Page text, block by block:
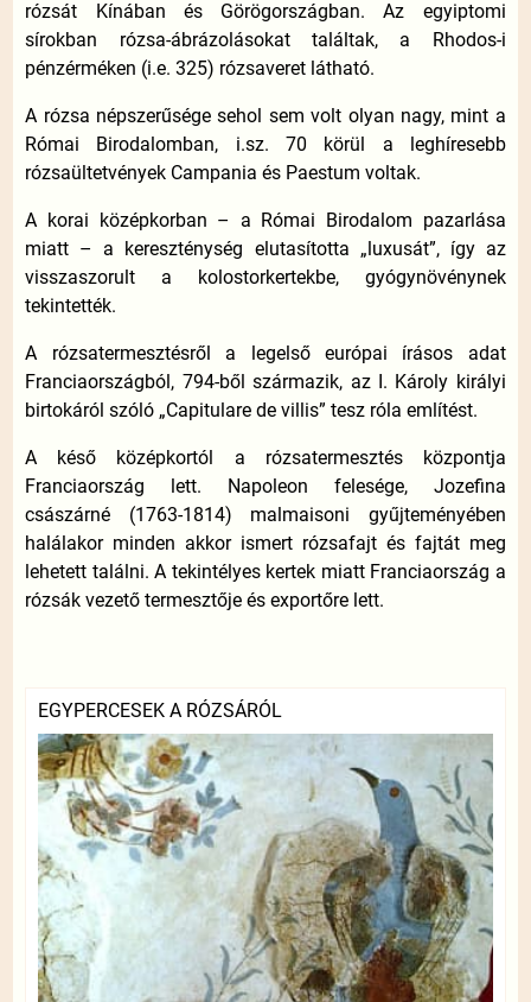
rózsát Kínában és Görögországban. Az egyiptomi
sírokban rózsa-ábrázolásokat találtak, a Rhodos-i
pénzérméken (i.e. 325) rózsaveret látható.
A rózsa népszerűsége sehol sem volt olyan nagy, mint a
Római Birodalomban, i.sz. 70 körül a leghíresebb
rózsaültetvények Campania és Paestum voltak.
A korai középkorban – a Római Birodalom pazarlása
miatt – a kereszténység elutasította „luxusát”, így az
visszaszorult a kolostorkertekbe, gyógynövénynek
tekintették.
A rózsatermesztésről a legelső európai írásos adat
Franciaországból, 794-ből származik, az I. Károly királyi
birtokáról szóló „Capitulare de villis” tesz róla említést.
A késő középkortól a rózsatermesztés központja
Franciaország lett. Napoleon felesége, Jozefina
császárné (1763-1814) malmaisoni gyűjteményében
halálakor minden akkor ismert rózsafajt és fajtát meg
lehetett találni. A tekintélyes kertek miatt Franciaország a
rózsák vezető termesztője és exportőre lett.
EGYPERCESEK A RÓZSÁRÓL